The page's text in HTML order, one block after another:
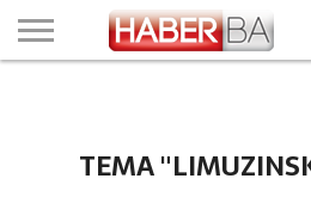
TEMA